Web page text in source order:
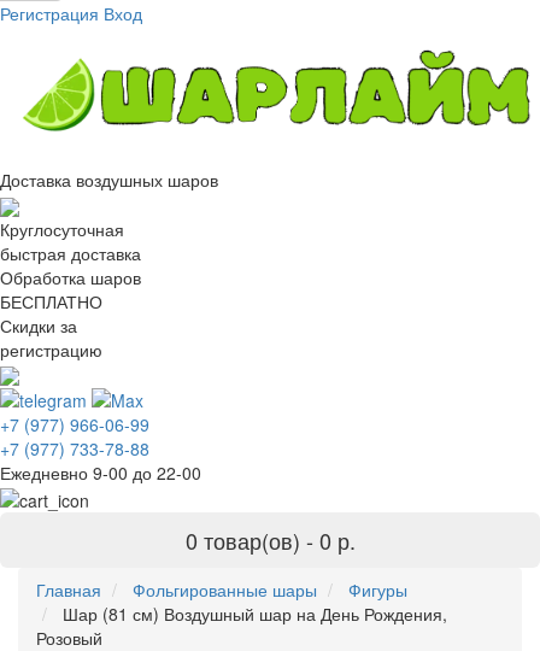
Регистрация Вход
Доставка воздушных шаров
Круглосуточная
быстрая доставка
Обработка шаров
БЕСПЛАТНО
Скидки за
регистрацию
+7 (977) 966-06-99
+7 (977) 733-78-88
Ежедневно 9-00 до 22-00
0 товар(ов) - 0 р.
Главная Фольгированные шары
Фигуры
Шар (81 см) Воздушный шар на День Рождения,
Розовый